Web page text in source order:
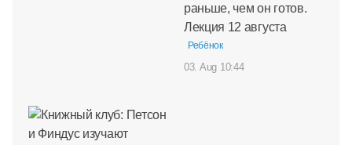
раньше, чем он готов.
Лекция 12 августа
Ребёнок
03. Aug 10:44